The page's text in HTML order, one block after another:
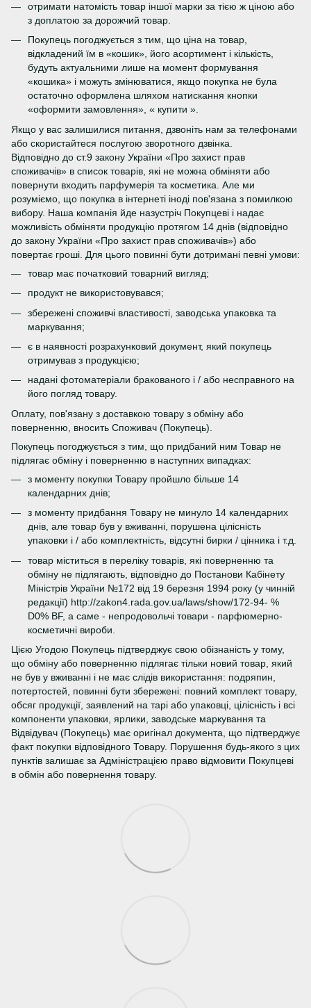
отримати натомість товар іншої марки за тією ж ціною або
з доплатою за дорожчий товар.
Покупець погоджується з тим, що ціна на товар,
відкладений їм в «кошик», його асортимент і кількість,
будуть актуальними лише на момент формування
«кошика» і можуть змінюватися, якщо покупка не була
остаточно оформлена шляхом натискання кнопки
«оформити замовлення», « купити ».
Якщо у вас залишилися питання, дзвоніть нам за телефонами
або скористайтеся послугою зворотного дзвінка.
Відповідно до ст.9 закону України «Про захист прав
споживачів» в список товарів, які не можна обміняти або
повернути входить парфумерія та косметика. Але ми
розуміємо, що покупка в інтернеті іноді пов'язана з помилкою
вибору. Наша компанія йде назустріч Покупцеві і надає
можливість обміняти продукцію протягом 14 днів (відповідно
до закону України «Про захист прав споживачів») або
повертає гроші. Для цього повинні бути дотримані певні умови:
товар має початковий товарний вигляд;
продукт не використовувався;
збережені споживчі властивості, заводська упаковка та
маркування;
є в наявності розрахунковий документ, який покупець
отримував з продукцією;
надані фотоматеріали бракованого і / або несправного на
його погляд товару.
Оплату, пов'язану з доставкою товару з обміну або
поверненню, вносить Споживач (Покупець).
Покупець погоджується з тим, що придбаний ним Товар не
підлягає обміну і поверненню в наступних випадках:
з моменту покупки Товару пройшло більше 14
календарних днів;
з моменту придбання Товару не минуло 14 календарних
днів, але товар був у вживанні, порушена цілісність
упаковки і / або комплектність, відсутні бирки / цінника і т.д.
товар міститься в переліку товарів, які поверненню та
обміну не підлягають, відповідно до Постанови Кабінету
Міністрів України №172 від 19 березня 1994 року (у чинній
редакції) http://zakon4.rada.gov.ua/laws/show/172-94- %
D0% BF, а саме - непродовольчі товари - парфюмерно-
косметичні вироби.
Цією Угодою Покупець підтверджує свою обізнаність у тому,
що обміну або поверненню підлягає тільки новий товар, який
не був у вживанні і не має слідів використання: подряпин,
потертостей, повинні бути збережені: повний комплект товару,
обсяг продукції, заявлений на тарі або упаковці, цілісність і всі
компоненти упаковки, ярлики, заводське маркування та
Відвідувач (Покупець) має оригінал документа, що підтверджує
факт покупки відповідного Товару. Порушення будь-якого з цих
пунктів залишає за Адміністрацією право відмовити Покупцеві
в обмін або повернення товару.